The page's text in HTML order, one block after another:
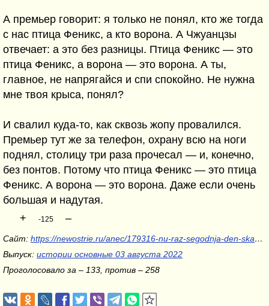
А премьер говорит: я только не понял, кто же тогда
с нас птица Феникс, а кто ворона. А Чжуанцзы
отвечает: а это без разницы. Птица Феникс — это
птица Феникс, а ворона — это ворона. А ты,
главное, не напрягайся и спи спокойно. Не нужна
мне твоя крыса, понял?
И свалил куда-то, как сквозь жопу провалился.
Премьер тут же за телефон, охрану всю на ноги
поднял, столицу три раза прочесал — и, конечно,
без понтов. Потому что птица Феникс — это птица
Феникс. А ворона — это ворона. Даже если очень
большая и надутая.
+
-125 –
Сайт: https://newostrie.ru/anec/179316-nu-raz-segodnja-den-skazok.html
Выпуск: истории основные 03 августа 2022
Проголосовало за – 133, против – 258